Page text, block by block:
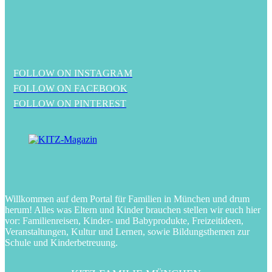
FOLLOW ON INSTAGRAM
FOLLOW ON FACEBOOK
FOLLOW ON PINTEREST
Willkommen auf dem Portal für Familien in München und drum
herum! Alles was Eltern und Kinder brauchen stellen wir euch hier
vor: Familienreisen, Kinder- und Babyprodukte, Freizeitideen,
Veranstaltungen, Kultur und Lernen, sowie Bildungsthemen zur
Schule und Kinderbetreuung.